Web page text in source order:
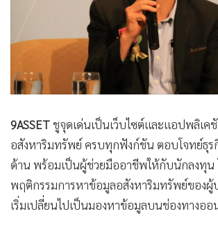
Infographic
การเมือง
• ท่องเที่ยว
• กีฬา
• ต่างประเทศ
• Special Scoop
• เศรษฐกิจ-ธุรกิจ
• จีน
• ชุมชน-คุณภาพชีวิต
9ASSETชูจุดเด่นเป็นเว็บไซต์และแอปพลิเค
อสังหาริมทรัพย์ ครบทุกฟังก์ชัน ตอบโจทย์ธุร
ด้าน พร้อมเป็นผู้ช่วยมืออาชีพให้กับนักลงทุน
พฤติกรรมการหาข้อมูลอสังหาริมทรัพย์ของผู้
เริ่มเปลี่ยนไปเป็นมองหาข้อมูลบนช่องทางอ